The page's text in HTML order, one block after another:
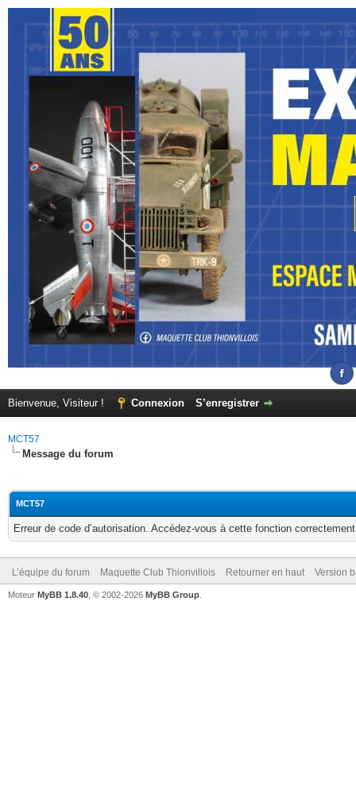
Bienvenue, Visiteur ! Connexion S’enregistrer
MCT57
Message du forum
MCT57
Erreur de code d’autorisation. Accédez-vous à cette fonction
L’équipe du forum Maquette Club Thionvillois Retourner en haut Version
Moteur MyBB 1.8.40 , © 2002-2026 MyBB Group